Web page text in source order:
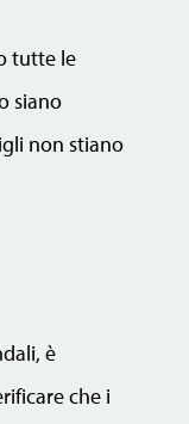
tutte le
siano
non stiano
è
che i